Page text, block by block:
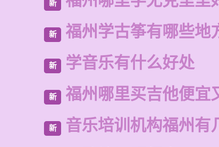
新
新 福州学古筝有哪些地
新 学音乐有什么好处
新 福州哪里买吉他便宜
新 音乐培训机构福州有